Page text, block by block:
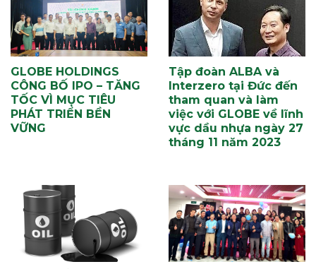
GLOBE HOLDINGS
CÔNG BỐ IPO – TĂNG
TỐC VÌ MỤC TIÊU
PHÁT TRIỂN BỀN
VỮNG
Tập đoàn ALBA và
Interzero tại Đức đến
tham quan và làm
việc với GLOBE về lĩnh
vực dầu nhựa ngày 27
tháng 11 năm 2023